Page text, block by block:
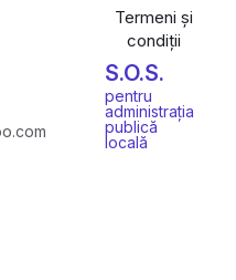
Termeni și
condiții
S.O.S.
pentru
administrația
publică
locală